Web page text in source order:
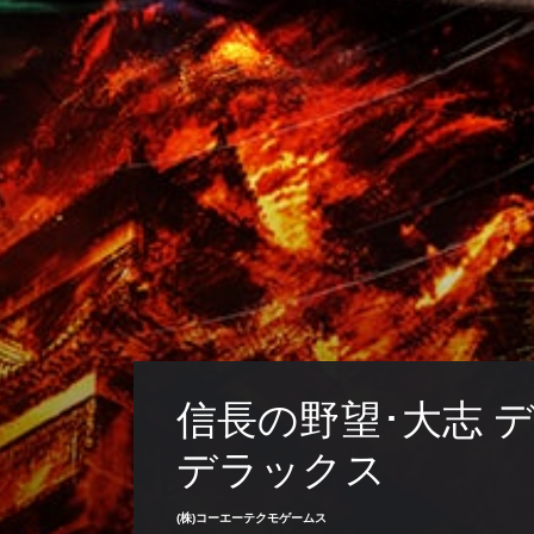
信長の野望･大志
デラックス
(株)コーエーテクモゲームス